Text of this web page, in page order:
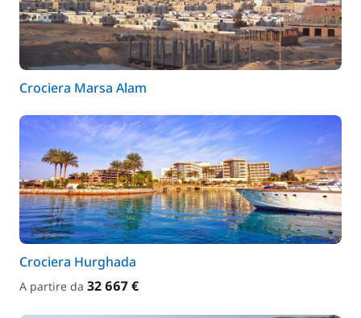
Crociera Marsa Alam
Crociera Hurghada
A partire da 32 667 €